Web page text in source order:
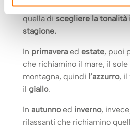
allora un’ottima soluzione
quella di scegliere la tonalità
stagione.
In primaveraed estate, puoi
che richiamino il mare, il
montagna, quindi l’azzurro, il
il giallo.
In autunnoed inverno,
rilassanti che richiamino